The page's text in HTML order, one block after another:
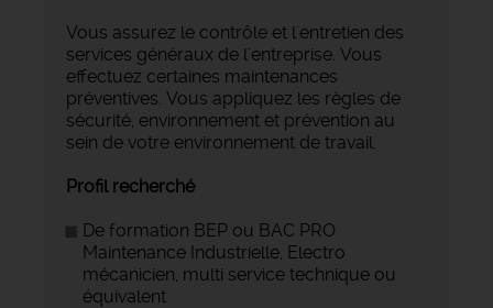
Vous assurez le contrôle et l'entretien des
services généraux de l'entreprise. Vous
effectuez certaines maintenances
préventives. Vous appliquez les règles de
sécurité, environnement et prévention au
sein de votre environnement de travail.
Profil recherché
De formation BEP ou BAC PRO
Maintenance Industrielle, Electro
mécanicien, multi service technique ou
équivalent